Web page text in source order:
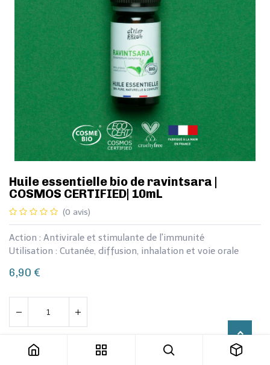
​​​Huile essentielle bio de ravintsara |
COSMOS CERTIFIED| 10mL
(0 avis)
Action : Antivirale et stimulante de l'immunité
Utilisation : Cutanée, diffusion, inhalation et voie orale
6,90 €
Ajouter au panier